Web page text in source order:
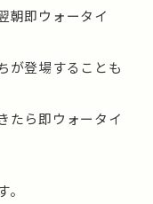
朝即ウォータイ
が登場することも
たら即ウォータイ